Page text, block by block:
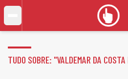
TUDO SOBRE: "VALDEMAR DA COSTA